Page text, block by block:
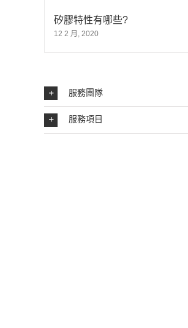
矽膠特性有哪些?
12 2 月, 2020
服務團隊
服務項目